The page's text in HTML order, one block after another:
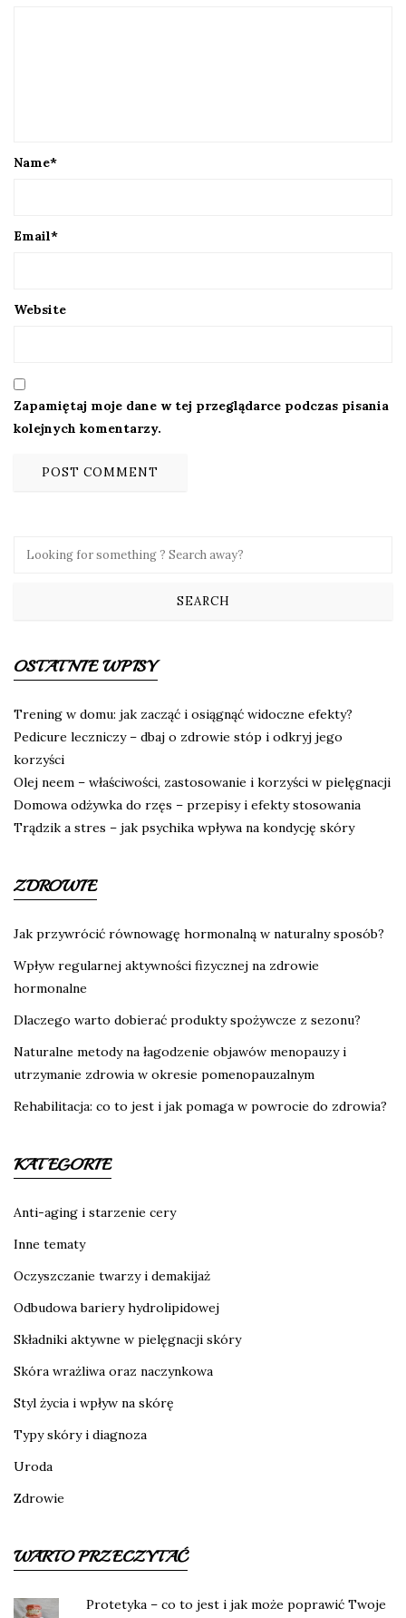
Name*
Email*
Website
Zapamiętaj moje dane w tej przeglądarce podczas pisania
kolejnych komentarzy.
OSTATNIE WPISY
Trening w domu: jak zacząć i osiągnąć widoczne efekty?
Pedicure leczniczy – dbaj o zdrowie stóp i odkryj jego
korzyści
Olej neem – właściwości, zastosowanie i korzyści w pielęgnacji
Domowa odżywka do rzęs – przepisy i efekty stosowania
Trądzik a stres – jak psychika wpływa na kondycję skóry
ZDROWIE
Jak przywrócić równowagę hormonalną w naturalny sposób?
Wpływ regularnej aktywności fizycznej na zdrowie
hormonalne
Dlaczego warto dobierać produkty spożywcze z sezonu?
Naturalne metody na łagodzenie objawów menopauzy i
utrzymanie zdrowia w okresie pomenopauzalnym
Rehabilitacja: co to jest i jak pomaga w powrocie do zdrowia?
KATEGORIE
Anti-aging i starzenie cery
Inne tematy
Oczyszczanie twarzy i demakijaż
Odbudowa bariery hydrolipidowej
Składniki aktywne w pielęgnacji skóry
Skóra wrażliwa oraz naczynkowa
Styl życia i wpływ na skórę
Typy skóry i diagnoza
Uroda
Zdrowie
WARTO PRZECZYTAĆ
Protetyka – co to jest i jak może poprawić Twoje